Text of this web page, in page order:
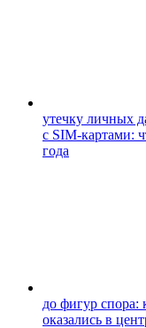
утечку личных
с SIM-картами:
года
до фигур спора:
оказались в